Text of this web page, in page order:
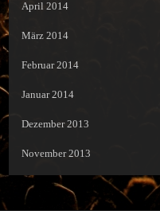
April 2014
März 2014
Februar 2014
Januar 2014
Dezember 2013
November 2013